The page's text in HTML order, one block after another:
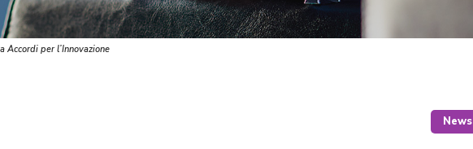
Accordi per l’Innovazione
News